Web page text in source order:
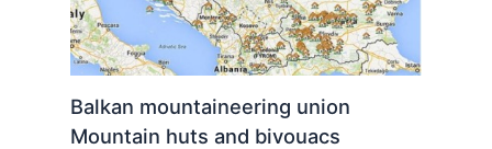
Balkan mountaineering union
Mountain huts and bivouacs